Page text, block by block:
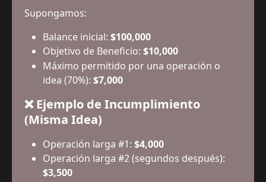
Supongamos:
Balance inicial: $100,000
Objetivo de Beneficio: $10,000
Máximo permitido por una operación o
idea (70%): $7,000
❌ Ejemplo de Incumplimiento
(Misma Idea)
Operación larga #1: $4,000
Operación larga #2 (segundos después):
$3,500